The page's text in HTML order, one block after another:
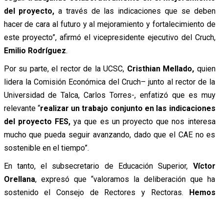
del proyecto, a través de las indicaciones que se deben
hacer de cara al futuro y al mejoramiento y fortalecimiento de
este proyecto”, afirmó el vicepresidente ejecutivo del Cruch,
Emilio Rodríguez.
Por su parte, el rector de la UCSC, Cristhian Mellado, quien
lidera la Comisión Económica del Cruch– junto al rector de la
Universidad de Talca, Carlos Torres-, enfatizó que es muy
relevante “realizar un trabajo conjunto en las indicaciones
del proyecto FES,ya que es un proyecto que nos interesa
mucho que pueda seguir avanzando, dado que el CAE no es
sostenible en el tiempo”.
En tanto, el subsecretario de Educación Superior, Víctor
Orellana, expresó que “valoramos la deliberación que ha
sostenido el Consejo de Rectores y Rectoras. Hemos